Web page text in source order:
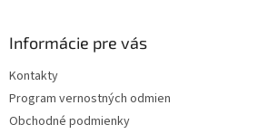
Informácie pre vás
Kontakty
Program vernostných odmien
Obchodné podmienky